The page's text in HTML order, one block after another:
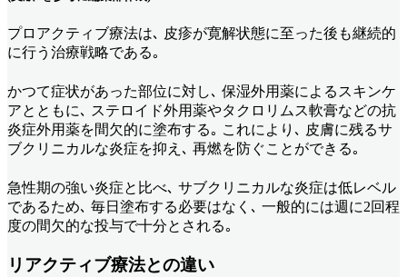
プロアクティブ療法は､ 皮疹が寛解状態に至った後も継続的
に行う治療戦略である｡
かつて症状があった部位に対し､ 保湿外用薬によるスキンケ
アとともに､ ステロイド外用薬やタクロリムス軟膏などの抗
炎症外用薬を間欠的に塗布する｡ これにより､ 皮膚に残るサ
ブクリニカルな炎症を抑え､ 再燃を防ぐことができる｡
急性期の強い炎症と比べ､ サブクリニカルな炎症は低レベル
であるため､ 毎日塗布する必要はなく､ 一般的には週に2回程
度の間欠的な投与で十分とされる｡
リアクティブ療法との違い